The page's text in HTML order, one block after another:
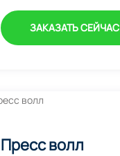
ЗАКАЗАТЬ СЕЙЧАС
Пресс волл